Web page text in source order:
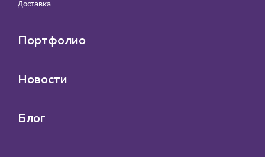
Доставка
Портфолио
Новости
Блог